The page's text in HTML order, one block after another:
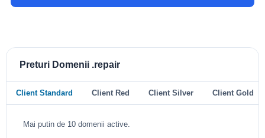
Preturi Domenii .repair
Client Standard Client Red Client Silver Client Gold
Mai putin de 10 domenii active.